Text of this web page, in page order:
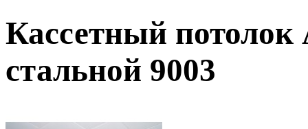
Кассетный
стальной 9003